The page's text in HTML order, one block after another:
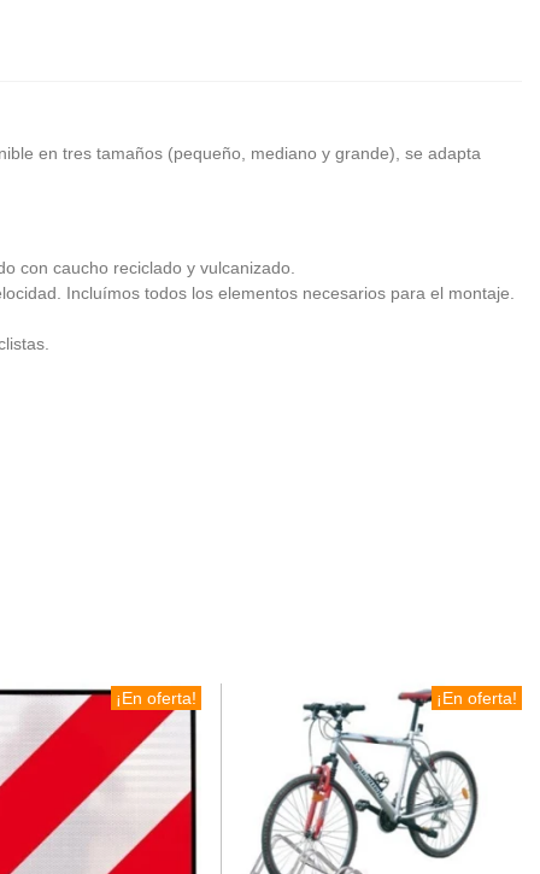
en tres tamaños (pequeño, mediano y grande), se adapta
con caucho reciclado y vulcanizado.
Incluímos todos los elementos necesarios para el montaje.
¡En oferta! ¡En oferta!